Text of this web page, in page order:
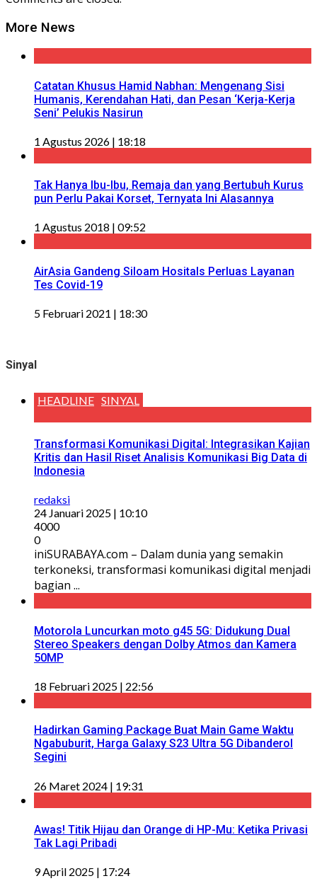
More News
Catatan Khusus Hamid Nabhan: Mengenang Sisi
Humanis, Kerendahan Hati, dan Pesan ‘Kerja-Kerja
Seni’ Pelukis Nasirun
1 Agustus 2026 | 18:18
Tak Hanya Ibu-Ibu, Remaja dan yang Bertubuh Kurus
pun Perlu Pakai Korset, Ternyata Ini Alasannya
1 Agustus 2018 | 09:52
AirAsia Gandeng Siloam Hositals Perluas Layanan
Tes Covid-19
5 Februari 2021 | 18:30
Sinyal
HEADLINE SINYAL
Transformasi Komunikasi Digital: Integrasikan Kajian
Kritis dan Hasil Riset Analisis Komunikasi Big Data di
Indonesia
redaksi
24 Januari 2025 | 10:10
4000
0
iniSURABAYA.com – Dalam dunia yang semakin
terkoneksi, transformasi komunikasi digital menjadi
bagian ...
Motorola Luncurkan moto g45 5G: Didukung Dual
Stereo Speakers dengan Dolby Atmos dan Kamera
50MP
18 Februari 2025 | 22:56
Hadirkan Gaming Package Buat Main Game Waktu
Ngabuburit, Harga Galaxy S23 Ultra 5G Dibanderol
Segini
26 Maret 2024 | 19:31
Awas! Titik Hijau dan Orange di HP-Mu: Ketika Privasi
Tak Lagi Pribadi
9 April 2025 | 17:24